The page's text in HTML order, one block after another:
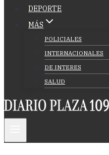
DEPORTE
MÁS
POLICIALES
INTERNACIONALES
DE INTERES
SALUD